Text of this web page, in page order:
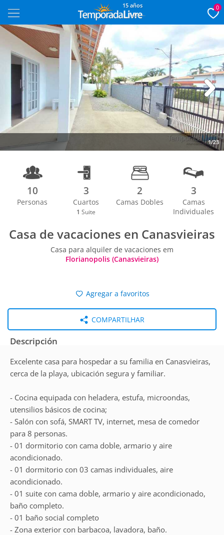
15 años 0
1/23
Next
10
Personas
3
Cuartos
1 Suite
2
Camas Dobles
3
Camas
Individuales
Casa de vacaciones en Canasvieiras
Casa para alquiler de vacaciones em
Florianopolis (Canasvieiras)
Agregar a favoritos
COMPARTILHAR
Descripción
Excelente casa para hospedar a su familia en Canasvieiras,
cerca de la playa, ubicación segura y familiar.
- Cocina equipada con heladera, estufa, microondas,
utensilios básicos de cocina;
- Salón con sofá, SMART TV, internet, mesa de comedor
para 8 personas.
- 01 dormitorio con cama doble, armario y aire
acondicionado.
- 01 dormitorio con 03 camas individuales, aire
acondicionado.
- 01 suite con cama doble, armario y aire acondicionado,
baño completo.
- 01 baño social completo
- Zona exterior con barbacoa, lavadora, baño.